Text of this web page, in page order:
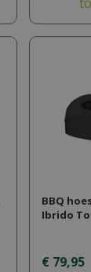
BBQ
Ibrido
€ 79,95